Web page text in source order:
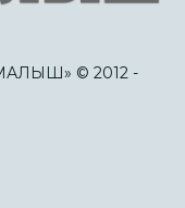
© 2012 -